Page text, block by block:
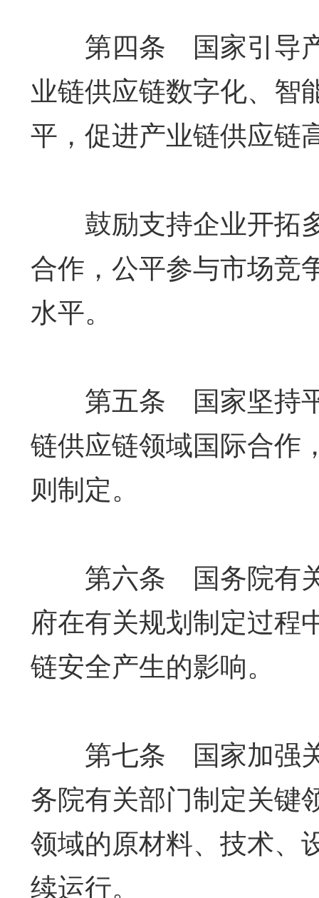
第四条 国家引导产
业链供应链数字化、智
平，促进产业链供应链
鼓励支持企业开拓
合作，公平参与市场竞
水平。
第五条 国家坚持平
链供应链领域国际合作
则制定。
第六条 国务院有关
府在有关规划制定过程
链安全产生的影响。
第七条 国家加强关
务院有关部门制定关键
领域的原材料、技术、
续运行。